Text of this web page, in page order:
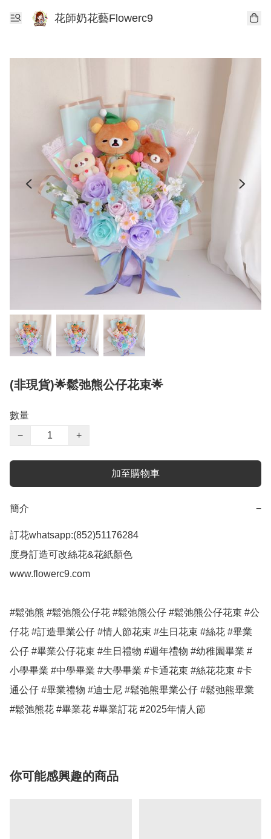
花師奶花藝Flowerc9
(非現貨)🌟鬆弛熊公仔花束🌟
數量
−
+
加至購物車
簡介 −
訂花whatsapp:(852)51176284
度身訂造可改絲花&花紙顏色
www.flowerc9.com
#鬆弛熊 #鬆弛熊公仔花 #鬆弛熊公仔 #鬆弛熊公仔花束 #公
仔花 #訂造畢業公仔 #情人節花束 #生日花束 #絲花 #畢業
公仔 #畢業公仔花束 #生日禮物 #週年禮物 #幼稚園畢業 #
小學畢業 #中學畢業 #大學畢業 #卡通花束 #絲花花束 #卡
通公仔 #畢業禮物 #迪士尼 #鬆弛熊畢業公仔 #鬆弛熊畢業
#鬆弛熊花 #畢業花 #畢業訂花 #2025年情人節
你可能感興趣的商品